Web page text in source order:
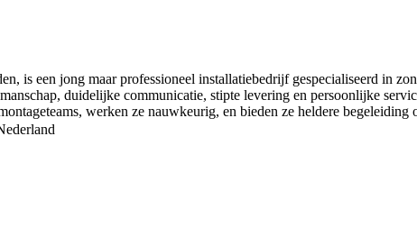
is een jong maar professioneel installatiebedrijf gespecialiseerd in
duidelijke communicatie, stipte levering en persoonlijke
werken ze nauwkeurig, en bieden ze heldere